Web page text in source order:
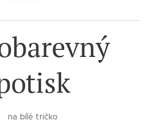
na bílé tričko